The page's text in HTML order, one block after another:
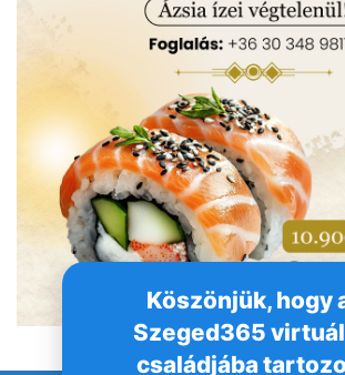
Köszönjük, hogy
Szeged365
családjába